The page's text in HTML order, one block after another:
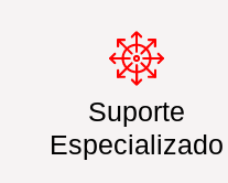
Suporte
Especializado